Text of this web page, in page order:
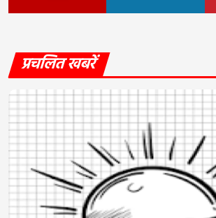
प्रचलित खबरें